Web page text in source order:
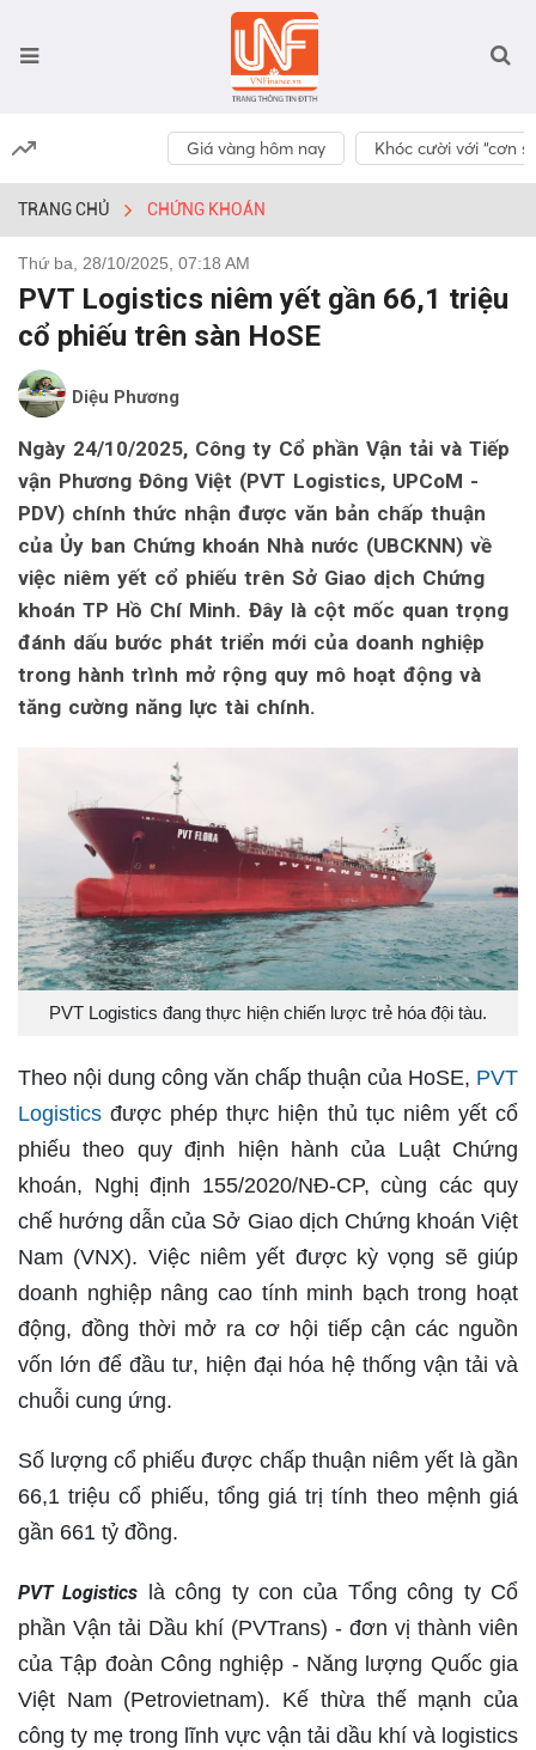
Giá vàng hôm nay Khóc cười với “cơn
TRANG CHỦ CHỨNG KHOÁN
Thứ ba, 28/10/2025, 07:18 AM
PVT Logistics niêm yết gần 66,1 triệu
cổ phiếu trên sàn HoSE
Diệu Phương
Ngày 24/10/2025, Công ty Cổ phần Vận tải và Tiếp
vận Phương Đông Việt (PVT Logistics, UPCoM -
PDV) chính thức nhận được văn bản chấp thuận
của Ủy ban Chứng khoán Nhà nước (UBCKNN) về
việc niêm yết cổ phiếu trên Sở Giao dịch Chứng
khoán TP Hồ Chí Minh. Đây là cột mốc quan trọng
đánh dấu bước phát triển mới của doanh nghiệp
trong hành trình mở rộng quy mô hoạt động và
tăng cường năng lực tài chính.
PVT Logistics đang thực hiện chiến lược trẻ hóa đội tàu.
Theo nội dung công văn chấp thuận của HoSE, PVT
Logistics được phép thực hiện thủ tục niêm yết cổ
phiếu theo quy định hiện hành của Luật Chứng
khoán, Nghị định 155/2020/NĐ-CP, cùng các quy
chế hướng dẫn của Sở Giao dịch Chứng khoán Việt
Nam (VNX). Việc niêm yết được kỳ vọng sẽ giúp
doanh nghiệp nâng cao tính minh bạch trong hoạt
động, đồng thời mở ra cơ hội tiếp cận các nguồn
vốn lớn để đầu tư, hiện đại hóa hệ thống vận tải và
chuỗi cung ứng.
Số lượng cổ phiếu được chấp thuận niêm yết là gần
66,1 triệu cổ phiếu, tổng giá trị tính theo mệnh giá
gần 661 tỷ đồng.
PVT Logistics là công ty con của Tổng công ty Cổ
phần Vận tải Dầu khí (PVTrans) - đơn vị thành viên
của Tập đoàn Công nghiệp - Năng lượng Quốc gia
Việt Nam (Petrovietnam). Kế thừa thế mạnh của
công ty mẹ trong lĩnh vực vận tải dầu khí và logistics